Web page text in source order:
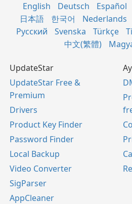
English Deutsch Español
日本語
한국어 Nederlands
Русский
Svenska Türkçe
中文(繁體)
UpdateStar
UpdateStar Free &
Premium
Drivers
Product Key Finder
Password Finder
Local Backup
Video Converter
SigParser
AppCleaner